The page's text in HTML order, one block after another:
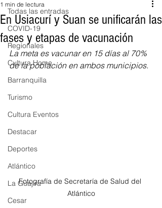
Todas las entradas
COVID-19
Regionales
Cultura Home
Barranquilla
Turismo
Cultura Eventos
Destacar
Deportes
Atlántico
La Guajira
Cesar
En Usiacurí y Suan se unificarán las
fases y etapas de vacunación
1 min de lectura
La meta es vacunar en 15 días al 70%
de la población en ambos municipios.
Fotografía de Secretaría de Salud del
Atlántico